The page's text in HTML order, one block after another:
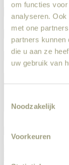
om functies
analyseren.
met one
partners kunnen
die u aan ze
uw gebruik van
Selection
Noodzakelijk
Voorkeuren